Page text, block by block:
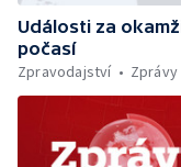
Události za
počasí
Zpravodajství
Zprávy